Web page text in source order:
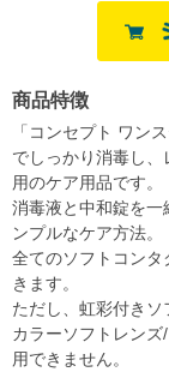
商品特徴
「コンセプト ワン
でしっかり消毒し
用のケア用品です。
消毒液と中和錠を
ンプルなケア方法。
全てのソフトコン
きます。
ただし、虹彩付き
カラーソフトレン
用できません。